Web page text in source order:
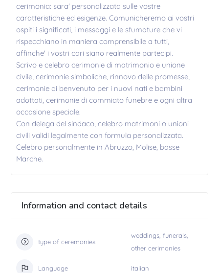
cerimonia: sara' personalizzata sulle vostre
caratteristiche ed esigenze. Comunicheremo ai vostri
ospiti i significati, i messaggi e le sfumature che vi
rispecchiano in maniera comprensibile a tutti,
affinche' i vostri cari siano realmente partecipi.
Scrivo e celebro cerimonie di matrimonio e unione
civile, cerimonie simboliche, rinnovo delle promesse,
cerimonie di benvenuto per i nuovi nati e bambini
adottati, cerimonie di commiato funebre e ogni altra
occasione speciale.
Con delega del sindaco, celebro matrimoni o unioni
civili validi legalmente con formula personalizzata.
Celebro personalmente in Abruzzo, Molise, basse
Marche.
Information and contact details
type of ceremonies
weddings, funerals,
other cerimonies
Language italian